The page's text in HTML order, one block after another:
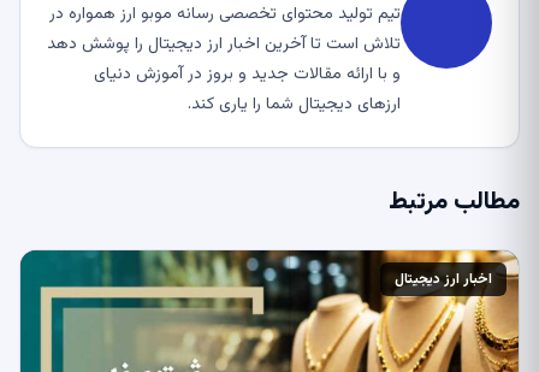
تیم تولید محتوای تخصصی رسانه موبو ارز همواره در
تلاش است تا آخرین اخبار ارز دیجیتال را پوشش دهد
و با ارائه مقالات جدید و بروز در آموزش دنیای
ارزهای دیجیتال شما را یاری کند.
مطالب مرتبط
اخبار ارز دیجیتال